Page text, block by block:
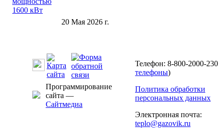
20 Мая 2026 г.
Программирование
сайта —
Сайтмедиа
Телефон: 8-800-2000-230
телефоны)
Политика обработки
персональных данных
Электронная почта:
teplo@gazovik.ru